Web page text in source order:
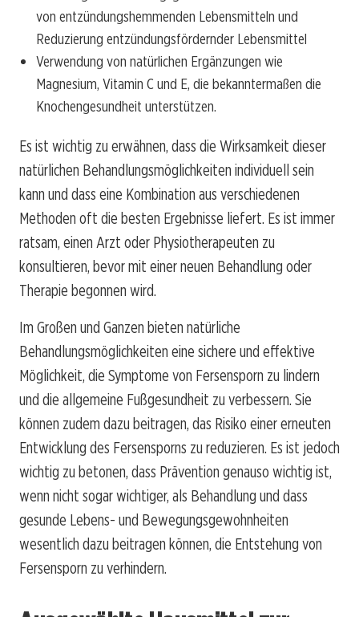
von entzündungshemmenden Lebensmitteln und
Reduzierung entzündungsfördernder Lebensmittel
Verwendung von natürlichen Ergänzungen wie
Magnesium, Vitamin C und E, die bekanntermaßen die
Knochengesundheit unterstützen.
Es ist wichtig zu erwähnen, dass die Wirksamkeit dieser
natürlichen Behandlungsmöglichkeiten individuell sein
kann und dass eine Kombination aus verschiedenen
Methoden oft die besten Ergebnisse liefert. Es ist immer
ratsam, einen Arzt oder Physiotherapeuten zu
konsultieren, bevor mit einer neuen Behandlung oder
Therapie begonnen wird.
Im Großen und Ganzen bieten natürliche
Behandlungsmöglichkeiten eine sichere und effektive
Möglichkeit, die Symptome von Fersensporn zu lindern
und die allgemeine Fußgesundheit zu verbessern. Sie
können zudem dazu beitragen, das Risiko einer erneuten
Entwicklung des Fersensporns zu reduzieren. Es ist jedoch
wichtig zu betonen, dass Prävention genauso wichtig ist,
wenn nicht sogar wichtiger, als Behandlung und dass
gesunde Lebens- und Bewegungsgewohnheiten
wesentlich dazu beitragen können, die Entstehung von
Fersensporn zu verhindern.